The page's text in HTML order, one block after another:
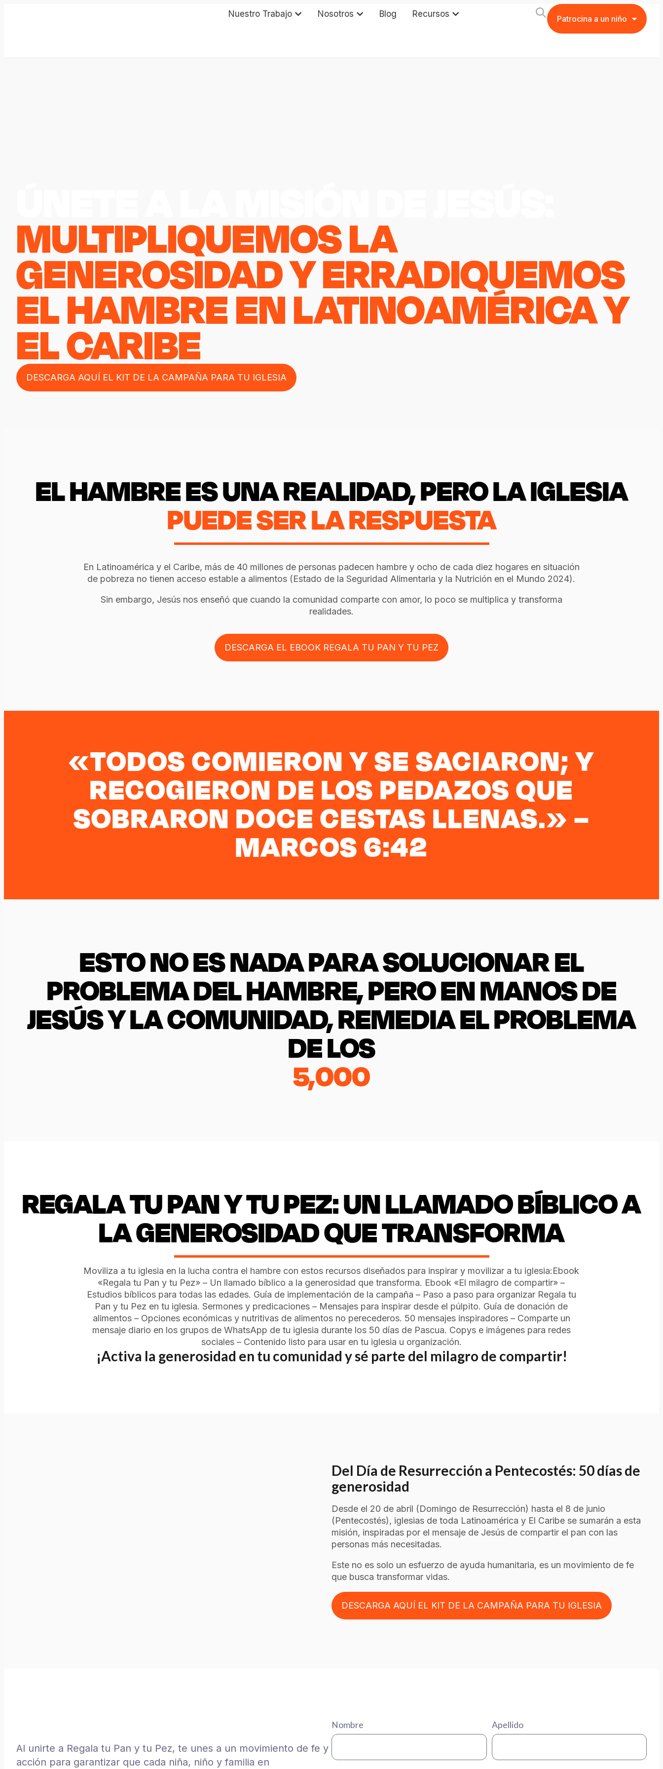
Nuestro Trabajo Nosotros Blog Recursos Patrocina a un niño
MULTIPLIQUEMOS LA
GENEROSIDAD Y ERRADIQUEMOS
EL HAMBRE EN LATINOAMÉRICA Y
EL CARIBE
DESCARGA AQUÍ EL KIT DE LA CAMPAÑA PARA TU IGLESIA
EL HAMBRE ES UNA REALIDAD, PERO LA IGLESIA
PUEDE SER LA RESPUESTA​
En Latinoamérica y el Caribe, más de 40 millones de personas padecen hambre y ocho de cada diez hogares en situación
de pobreza no tienen acceso estable a alimentos (Estado de la Seguridad Alimentaria y la Nutrición en el Mundo 2024).
Sin embargo, Jesús nos enseñó que cuando la comunidad comparte con amor, lo poco se multiplica y transforma
realidades.
DESCARGA EL EBOOK REGALA TU PAN Y TU PEZ
«TODOS COMIERON Y SE SACIARON; Y
RECOGIERON DE LOS PEDAZOS QUE
SOBRARON DOCE CESTAS LLENAS.» –
MARCOS 6:42
ESTO NO ES NADA PARA SOLUCIONAR EL
PROBLEMA DEL HAMBRE, PERO EN MANOS DE
JESÚS Y LA COMUNIDAD, REMEDIA EL PROBLEMA
DE LOS
5,000
REGALA TU PAN Y TU PEZ: UN LLAMADO BÍBLICO A
LA GENEROSIDAD QUE TRANSFORMA
Moviliza a tu iglesia en la lucha contra el hambre con estos recursos diseñados para inspirar y movilizar a tu iglesia:Ebook
«Regala tu Pan y tu Pez» – Un llamado bíblico a la generosidad que transforma. Ebook «El milagro de compartir» –
Estudios bíblicos para todas las edades. Guía de implementación de la campaña – Paso a paso para organizar Regala tu
Pan y tu Pez en tu iglesia. Sermones y predicaciones – Mensajes para inspirar desde el púlpito. Guía de donación de
alimentos – Opciones económicas y nutritivas de alimentos no perecederos. 50 mensajes inspiradores – Comparte un
mensaje diario en los grupos de WhatsApp de tu iglesia durante los 50 días de Pascua. Copys e imágenes para redes
sociales – Contenido listo para usar en tu iglesia u organización.
¡Activa la generosidad en tu comunidad y sé parte del milagro de compartir!
Del Día de Resurrección a Pentecostés: 50 días de
generosidad
Desde el 20 de abril (Domingo de Resurrección) hasta el 8 de junio
(Pentecostés), iglesias de toda Latinoamérica y El Caribe se sumarán a esta
misión, inspiradas por el mensaje de Jesús de compartir el pan con las
personas más necesitadas.
Este no es solo un esfuerzo de ayuda humanitaria, es un movimiento de fe
que busca transformar vidas.
DESCARGA AQUÍ EL KIT DE LA CAMPAÑA PARA TU IGLESIA
Al unirte a Regala tu Pan y tu Pez, te unes a un movimiento de fe y
acción para garantizar que cada niña, niño y familia en
Nombre Apellido